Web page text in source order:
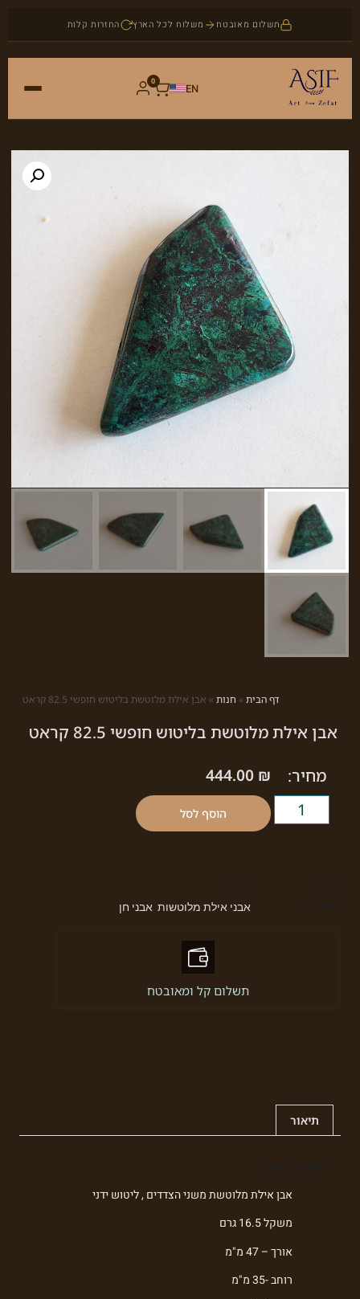
תשלום מאובטח משלוח לכל הארץ החזרות קלות
EN
0
אבני חן
דף הבית » חנות » אבן אילת מלוטשת בליטוש חופשי 82.5 קראט
אבן אילת מלוטשת בליטוש חופשי 82.5 קראט
מחיר:
444.00 ₪
הוסף לסל
אבני אילת מלוטשות אבני חן
תשלום קל ומאובטח
תיאור
אבן אילת מלוטשת משני הצדדים , ליטוש ידני
משקל 16.5 גרם
אורך – 47 מ"מ
רוחב -35 מ"מ